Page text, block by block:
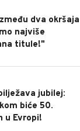
dva okršaja
najviše
titule!"
jubilej:
biće 50.
u Evropi!